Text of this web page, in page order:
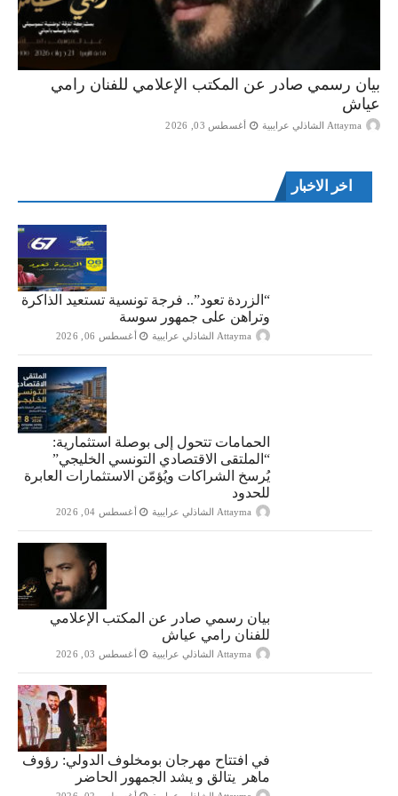
بيان رسمي صادر عن المكتب الإعلامي للفنان رامي
عياش
Attayma الشاذلي عرايبية أغسطس 03, 2026
اخر الاخبار
“الزردة تعود”.. فرجة تونسية تستعيد الذاكرة
وتراهن على جمهور سوسة
Attayma الشاذلي عرايبية أغسطس 06, 2026
الحمامات تتحول إلى بوصلة استثمارية:
“الملتقى الاقتصادي التونسي الخليجي”
يُرسخ الشراكات ويُؤمّن الاستثمارات العابرة
للحدود
Attayma الشاذلي عرايبية أغسطس 04, 2026
بيان رسمي صادر عن المكتب الإعلامي
للفنان رامي عياش
Attayma الشاذلي عرايبية أغسطس 03, 2026
في افتتاح مهرجان بومخلوف الدولي: رؤوف
ماهر يتالق و يشد الجمهور الحاضر